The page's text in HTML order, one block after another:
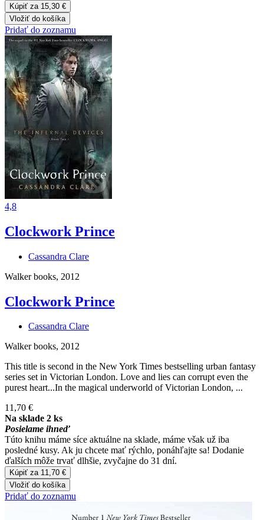
Kúpiť za 15,30 €
Vložiť do košíka
Pridať do zoznamu
4,8
Clockwork Prince
Cassandra Clare
Walker books, 2012
Clockwork Prince
Cassandra Clare
Walker books, 2012
This title is second in the New York Times bestselling urban fantasy
series set in Victorian London. Love and lies can corrupt even the
purest heart...In the magical underworld of Victorian London, ...
11,70 €
Na sklade 2 ks
Posielame ihneď
Túto knihu máme síce aktuálne na sklade, máme však už iba
posledné kusy. Ak ju chcete mať rýchlo, ponáhľajte sa! Dodanie
ďalších môže trvať dlhšie, zvyčajne do 31 dní.
Kúpiť za 11,70 €
Vložiť do košíka
Pridať do zoznamu